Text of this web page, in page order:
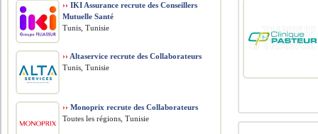
›› IKI Assurance recrute des Conseillers
Mutuelle Santé
Tunis, Tunisie
›› Altaservice recrute des Collaborateurs
Tunis, Tunisie
›› Monoprix recrute des Collaborateurs
Toutes les régions, Tunisie